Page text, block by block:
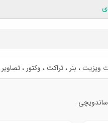
ویزیت ، بنر ، تراکت ، وکتور ،